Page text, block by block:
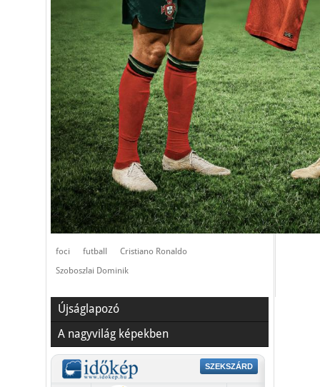
foci futball
Cristiano Ronaldo
Szoboszlai Dominik
Újságlapozó
A nagyvilág képekben